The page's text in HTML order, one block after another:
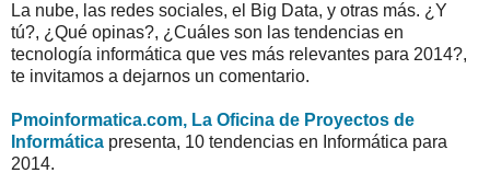
La nube, las redes sociales, el Big Data, y otras más. ¿Y
tú?, ¿Qué opinas?, ¿Cuáles son las tendencias en
tecnología informática que ves más relevantes para 2014?,
te invitamos a dejarnos un comentario.
Pmoinformatica.com, La Oficina de Proyectos de
Informática presenta, 10 tendencias en Informática para
2014.